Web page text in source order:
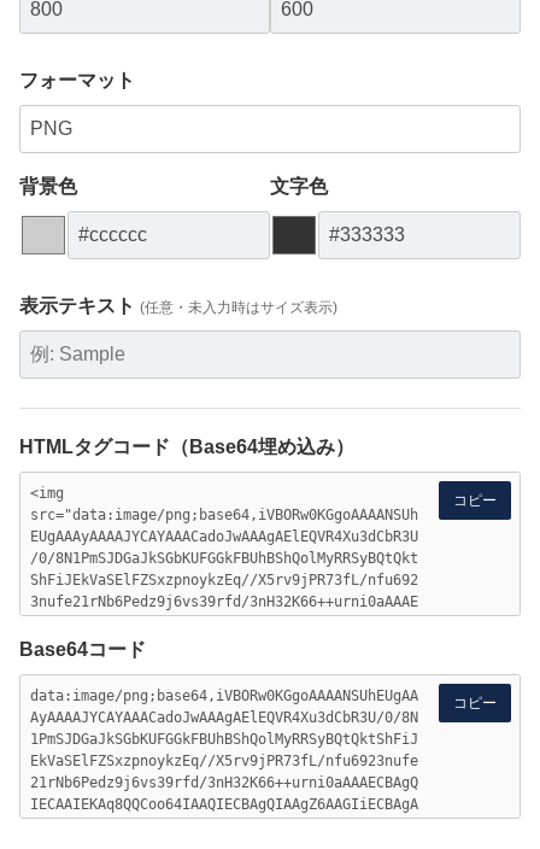
フォーマット
背景色 文字色
表示テキスト (任意・未入力時はサイズ表示)
HTMLタグコード（Base64埋め込み）
コピー
Base64コード
コピー